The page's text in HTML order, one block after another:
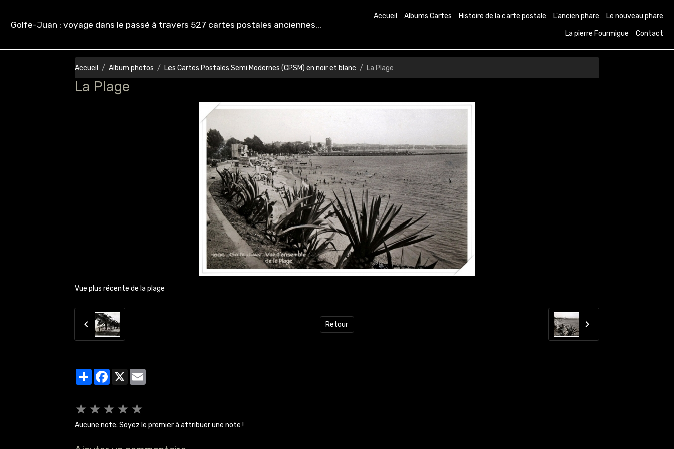
Golfe-Juan : voyage dans le passé à travers 527 cartes postales anciennes...
Accueil Albums Cartes Histoire de la carte postale L'ancien phare Le nouveau phare
La pierre Fourmigue Contact
Accueil Album photos Les Cartes Postales Semi Modernes (CPSM) en noir et blanc La Plage
La Plage
Vue plus récente de la plage
Retour
PartagerFacebook
X
★ ★ ★ ★ ★
Aucune note. Soyez le premier à attribuer une note !